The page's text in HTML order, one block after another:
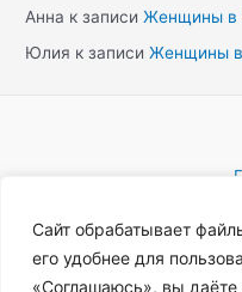
Сайт обрабатывает
его удобнее для
«Соглашаюсь», вы даёте
Анна к записиЖенщины в
Юлия к записиЖенщины